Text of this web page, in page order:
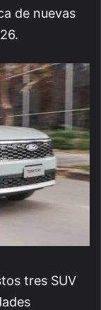
de nuevas
tres SUV